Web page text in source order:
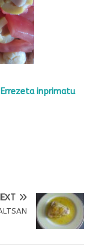
Errezeta inprimatu